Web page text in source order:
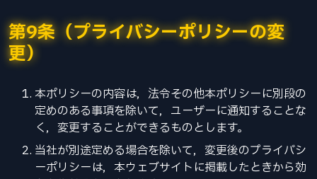
第9条（プライバシーポリシーの変
更）
本ポリシーの内容は，法令その他本ポリシーに別段の
定めのある事項を除いて，ユーザーに通知することな
く，変更することができるものとします。
当社が別途定める場合を除いて，変更後のプライバシ
ーポリシーは，本ウェブサイトに掲載したときから効